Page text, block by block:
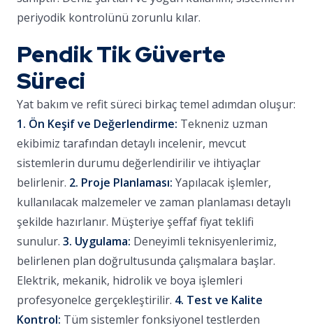
periyodik kontrolünü zorunlu kılar.
Pendik Tik Güverte
Süreci
Yat bakım ve refit süreci birkaç temel adımdan oluşur:
1. Ön Keşif ve Değerlendirme: Tekneniz uzman
ekibimiz tarafından detaylı incelenir, mevcut
sistemlerin durumu değerlendirilir ve ihtiyaçlar
belirlenir. 2. Proje Planlaması: Yapılacak işlemler,
kullanılacak malzemeler ve zaman planlaması detaylı
şekilde hazırlanır. Müşteriye şeffaf fiyat teklifi
sunulur. 3. Uygulama: Deneyimli teknisyenlerimiz,
belirlenen plan doğrultusunda çalışmalara başlar.
Elektrik, mekanik, hidrolik ve boya işlemleri
profesyonelce gerçekleştirilir. 4. Test ve Kalite
Kontrol: Tüm sistemler fonksiyonel testlerden